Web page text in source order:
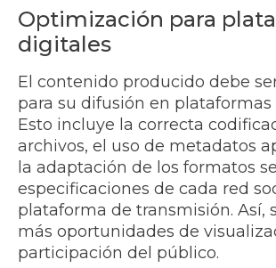
Optimización para
digitales
El contenido producido debe
para su difusión en plataformas
Esto incluye la correcta
archivos, el uso de metadatos
la adaptación de los formatos
especificaciones de cada red
plataforma de transmisión. Así,
más oportunidades de
participación del público.